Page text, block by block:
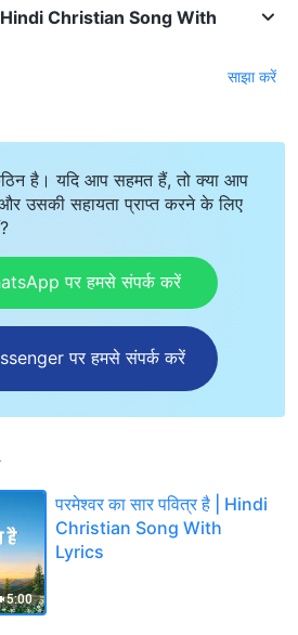
| Hindi Christian Song With
साझा करें
है। यदि आप सहमत हैं, तो क्या आप
उसकी सहायता प्राप्त करने के लिए
पर हमसे संपर्क करें
पर हमसे संपर्क करें
5:00
परमेश्वर का सार पवित्र है | Hindi
Christian Song With
Lyrics